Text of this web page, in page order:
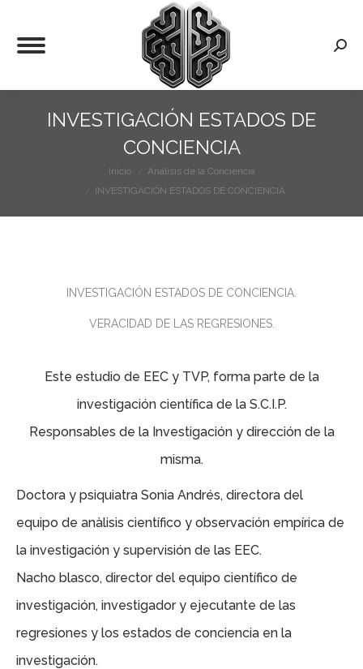
INVESTIGACIÓN ESTADOS DE
CONCIENCIA
Inicio
Análisis de la Conciencia
INVESTIGACIÓN ESTADOS DE CONCIENCIA
INVESTIGACIÓN ESTADOS DE CONCIENCIA.
VERACIDAD DE LAS REGRESIONES.
Este estudio de EEC y TVP, forma parte de la
investigación científica de la S.C.I.P.
Responsables de la Investigación y dirección de la
misma.
Doctora y psiquiatra Sonia Andrés, directora del
equipo de anàlisis científico y observación empírica de
la investigación y supervisión de las EEC.
Nacho blasco, director del equipo científico de
investigación, investigador y ejecutante de las
regresiones y los estados de conciencia en la
investigación.